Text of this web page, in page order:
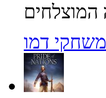
משחקי דמו